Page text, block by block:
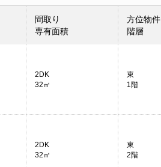
間取り
専有面積
方位物件
階層
2DK
32㎡
東
1階
2DK
32㎡
東
2階